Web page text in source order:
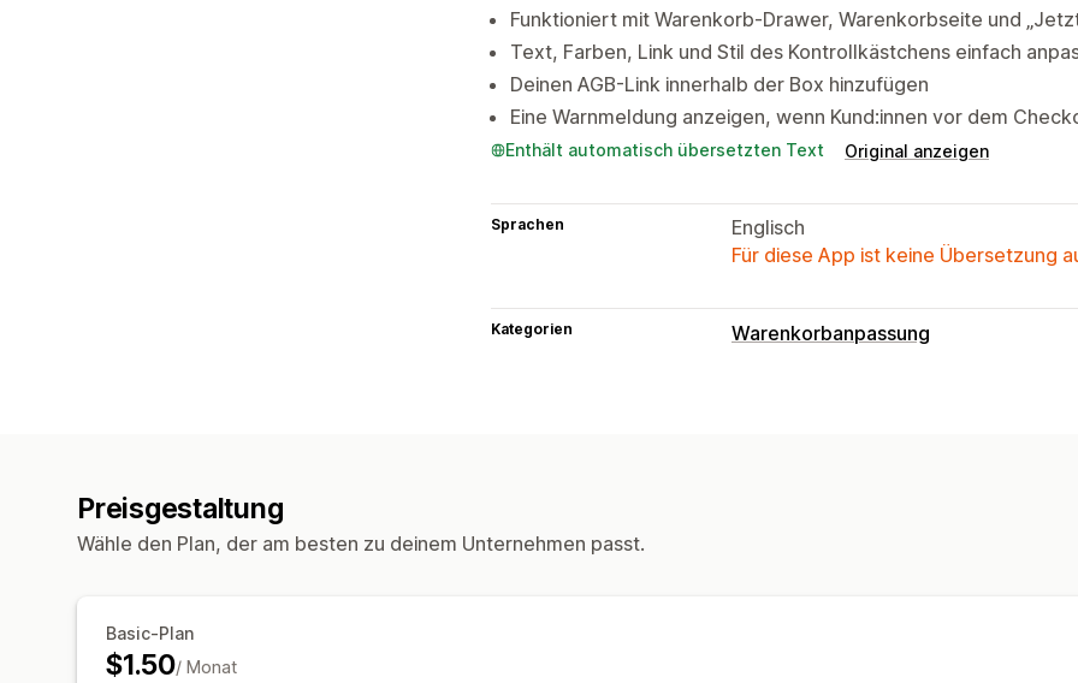
Funktioniert mit Warenkorb-Drawer, Warenkorbseite und
Text, Farben, Link und Stil des Kontrollkästchens einfach
Deinen AGB-Link innerhalb der Box hinzufügen
Eine Warnmeldung anzeigen, wenn Kund:innen vor dem
Enthält automatisch übersetzten Text Original anzeigen
Sprachen
Englisch
Für diese App ist keine Übersetzung
Kategorien Warenkorbanpassung
Preisgestaltung
Wähle den Plan, der am besten zu deinem Unternehmen passt.
Basic-Plan
$1.50/ Monat